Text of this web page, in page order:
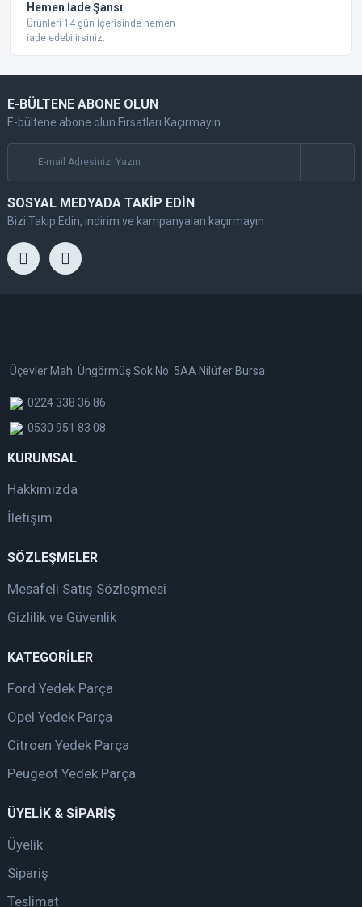
Hemen İade Şansı
Ürünleri 14 gün İçerisinde hemen
iade edebilirsiniz.
E-BÜLTENE ABONE OLUN
E-bültene abone olun Fırsatları Kaçırmayın
SOSYAL MEDYADA TAKİP EDİN
Bizi Takip Edin, indirim ve kampanyaları kaçırmayın
Üçevler Mah. Üngörmüş Sok No: 5AA Nilüfer Bursa
0224 338 36 86
0530 951 83 08
KURUMSAL
Hakkımızda
İletişim
SÖZLEŞMELER
Mesafeli Satış Sözleşmesi
Gizlilik ve Güvenlik
KATEGORİLER
Ford Yedek Parça
Opel Yedek Parça
Citroen Yedek Parça
Peugeot Yedek Parça
ÜYELİK & SİPARİŞ
Üyelik
Sipariş
Teslimat